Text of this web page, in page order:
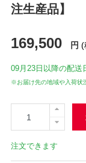
注生産品】
169,500 円 (
09月23日 以降の配送
※お届け先の地域や入荷状
注文できます